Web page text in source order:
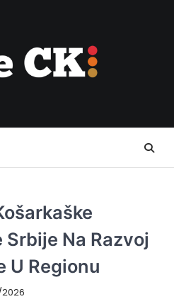
Na Razvoj
U Regionu